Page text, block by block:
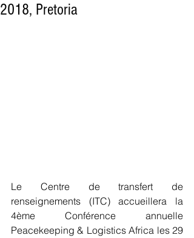
2018, Pretoria
Le Centre de transfert de
renseignements (ITC) accueillera la
4ème Conférence annuelle
Peacekeeping & Logistics Africa les 29